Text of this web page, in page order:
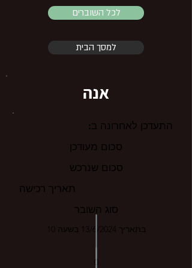
לכל השוברים
למסך הבית
אנה
התעדכן לאחרונה ב:
סכום מעודכן
סכום שנרכש
תאריך רכישה
סוג השובר
בתאריך 13/6/2024 בשעה 10
0